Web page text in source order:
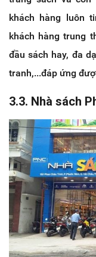
khách hàng luôn
khách hàng trung
đầu sách hay, đa
tranh,...đáp ứng
3.3. Nhà sách